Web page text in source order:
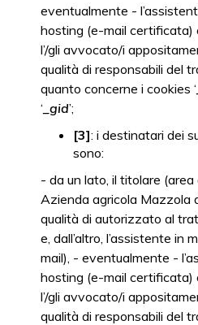
eventualmente -
hosting (e-mail
l’/gli avvocato/i
qualità di responsabili del
quanto concerne i cookies ‘
‘ _gid’;
[3]: i destinatari dei
sono:
- da un lato, il titolare
Azienda agricola Mazzola
qualità di autorizzato al
e, dall’altro, l’assistente in
mail), - eventualmente -
hosting (e-mail
l’/gli avvocato/i
qualità di responsabili del